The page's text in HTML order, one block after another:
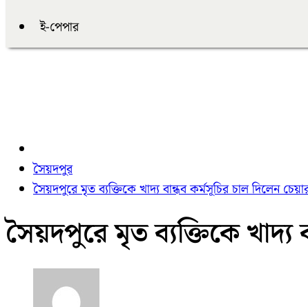
ই-পেপার
সৈয়দপুর
সৈয়দপুরে মৃত ব্যক্তিকে খাদ্য বান্ধব কর্মসূচির চাল দিলেন
সৈয়দপুরে মৃত ব্যক্তিকে খাদ্য